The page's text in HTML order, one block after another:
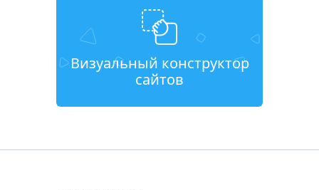
Визуальный конструктор
сайтов